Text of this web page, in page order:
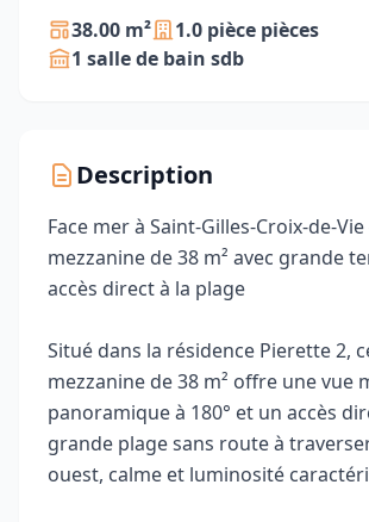
38.00 m²
1.0 pièce pièces
1 salle de bain sdb
Description
Face mer à Saint-Gilles-Croix-de-
mezzanine de 38 m² avec grande
accès direct à la plage
Situé dans la résidence Pierette 2,
mezzanine de 38 m² offre une vue
panoramique à 180° et un accès
grande plage sans route à
ouest, calme et luminosité